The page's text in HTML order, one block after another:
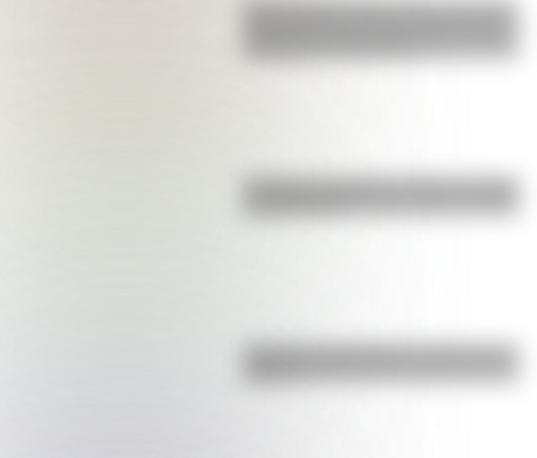
San Clemente del Tuyú: conocé la
visitadas de Argentina
Bandera de Bolivia: historia, origen